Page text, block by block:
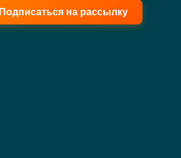
Подписаться на рассылку